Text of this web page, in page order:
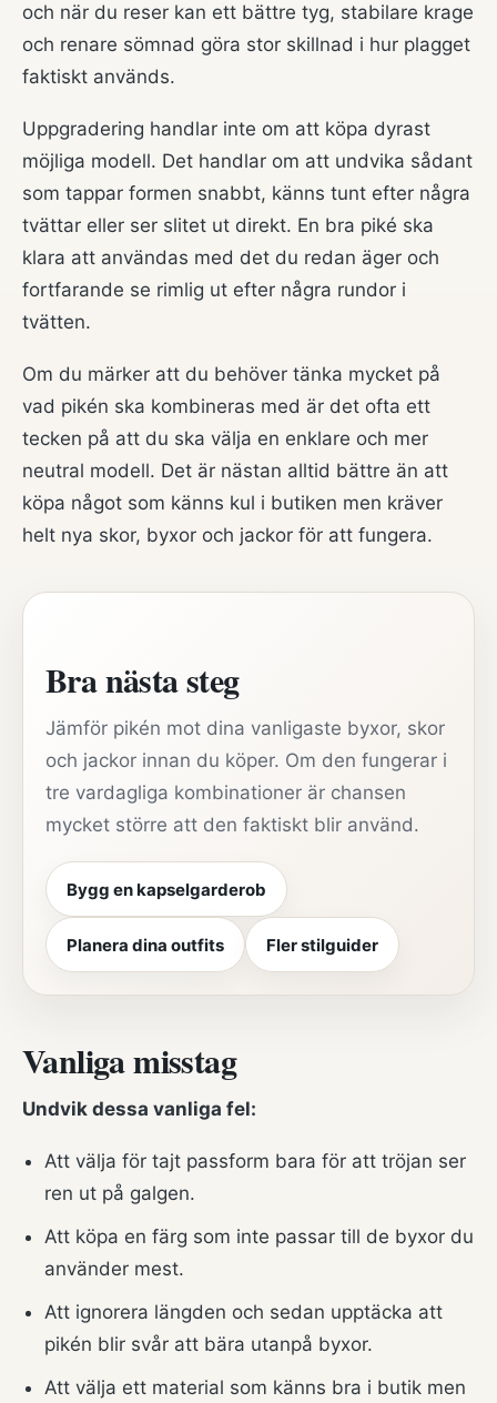
och när du reser kan ett bättre tyg, stabilare krage
och renare sömnad göra stor skillnad i hur plagget
faktiskt används.
Uppgradering handlar inte om att köpa dyrast
möjliga modell. Det handlar om att undvika sådant
som tappar formen snabbt, känns tunt efter några
tvättar eller ser slitet ut direkt. En bra piké ska
klara att användas med det du redan äger och
fortfarande se rimlig ut efter några rundor i
tvätten.
Om du märker att du behöver tänka mycket på
vad pikén ska kombineras med är det ofta ett
tecken på att du ska välja en enklare och mer
neutral modell. Det är nästan alltid bättre än att
köpa något som känns kul i butiken men kräver
helt nya skor, byxor och jackor för att fungera.
Bra nästa steg
Jämför pikén mot dina vanligaste byxor, skor
och jackor innan du köper. Om den fungerar i
tre vardagliga kombinationer är chansen
mycket större att den faktiskt blir använd.
Bygg en kapselgarderob
Planera dina outfits Fler stilguider
Vanliga misstag
Undvik dessa vanliga fel:
Att välja för tajt passform bara för att tröjan ser
ren ut på galgen.
Att köpa en färg som inte passar till de byxor du
använder mest.
Att ignorera längden och sedan upptäcka att
pikén blir svår att bära utanpå byxor.
Att välja ett material som känns bra i butik men